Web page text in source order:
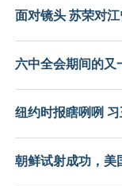
面对镜头 苏荣对
六中全会期间的又
纽约时报瞎咧咧
朝鲜试射成功，美